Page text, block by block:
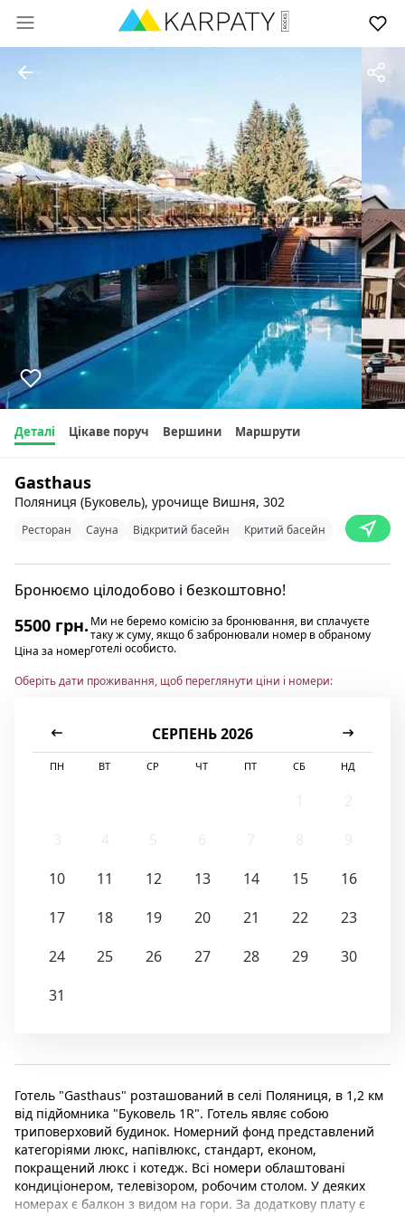
Деталі Цікаве поруч Вершини Маршрути
Gasthaus
Поляниця (Буковель), урочище Вишня, 302
Ресторан Сауна Відкритий басейн Критий басейн
Бронюємо цілодобово і безкоштовно!
5500 грн.
Ціна за номер
Ми не беремо комісію за бронювання, ви сплачуєте
таку ж суму, якщо б забронювали номер в обраному
готелі особисто.
Оберіть дати проживання, щоб переглянути ціни і номери:
СЕРПЕНЬ 2026
ПН ВТ СР ЧТ ПТ СБ НД
10
11 12 13 14 15
16
17
18 19 20 21 22
23
24
25 26 27 28 29
30
31
Готель "Gasthaus" розташований в селі Поляниця, в 1,2 км
від підйомника "Буковель 1R". Готель являє собою
триповерховий будинок. Номерний фонд представлений
категоріями люкс, напівлюкс, стандарт, економ,
покращений люкс і котедж. Всі номери облаштовані
кондиціонером, телевізором, робочим столом. У деяких
номерах є балкон з видом на гори. За додаткову плату є